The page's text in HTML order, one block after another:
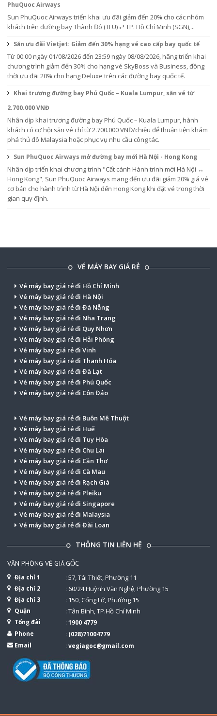
PhuQuoc Airways
Sun PhuQuoc Airways triển khai ưu đãi giảm đến 20% cho các nhóm
khách trên đường bay Thành Đô (TFU) ⇄ TP. Hồ Chí Minh (SGN),...
Săn ưu đãi Vietjet: Giảm đến 30% hạng vé cao cấp bay quốc tế
Từ 00:00 ngày 01/08/2026 đến 23:59 ngày 08/08/2026, hãng triển khai
chương trình giảm đến 30% cho hạng vé SkyBoss và Business, đồng
thời ưu đãi 20% cho hạng Deluxe trên các đường bay quốc tế.
Khai trương đường bay Phú Quốc – Kuala Lumpur, săn vé từ
2.700.000 VNĐ
Nhân dịp khai trương đường bay Phú Quốc – Kuala Lumpur, hành
khách có cơ hội săn vé chỉ từ 2.700.000 VNĐ/chiều để thuận tiện khám
phá thủ đô Malaysia hoặc phục vụ nhu cầu công tác.
Sun PhuQuoc Airways mở đường bay mới Hà Nội - Hong Kong
Nhân dịp triển khai chương trình "Cất cánh Hành trình mới Hà Nội ↔
Hong Kong", Sun PhuQuoc Airways mang đến ưu đãi giảm 20% giá vé
cơ bản cho hành trình từ Hà Nội đến Hong Kong khi đặt vé trong thời
gian quy định.
VÉ MÁY BAY GIÁ RẺ
Vé máy bay giá rẻ đi Hồ Chí Minh
Vé máy bay giá rẻ đi Hà Nội
Vé máy bay giá rẻ đi Đà Nẵng
Vé máy bay giá rẻ đi Nha Trang
Vé máy bay giá rẻ đi Quy Nhơn
Vé máy bay giá rẻ đi Hải Phòng
Vé máy bay giá rẻ đi Vinh
Vé máy bay giá rẻ đi Thanh Hóa
Vé máy bay giá rẻ đi Đà Lạt
Vé máy bay giá rẻ đi Phú Quốc
Vé máy bay giá rẻ đi Côn Đảo
Vé máy bay giá rẻ đi Buôn Mê Thuột
Vé máy bay giá rẻ đi Huế
Vé máy bay giá rẻ đi Tuy Hòa
Vé máy bay giá rẻ đi Chu Lai
Vé máy bay giá rẻ đi Cần Thơ
Vé máy bay giá rẻ đi Cà Mau
Vé máy bay giá rẻ đi Rạch Giá
Vé máy bay giá rẻ đi Pleiku
Vé máy bay giá rẻ đi Singapore
Vé máy bay giá rẻ đi Malaysia
Vé máy bay giá rẻ đi Đài Loan
THÔNG TIN LIÊN HỆ
VĂN PHÒNG VÉ GIÁ GỐC
Địa chỉ 1 : 57, Tái Thiết, Phường 11
Địa chỉ 2 : 60/24 Huỳnh Văn Nghệ, Phường 15
Địa chỉ 3 : 150, Cống Lở, Phường 15
Quận : Tân Bình, TP.Hồ Chí Minh
Tổng đài : 1900 4779
Phone
: (028)71004779
Email
: vegiagoc@gmail.com